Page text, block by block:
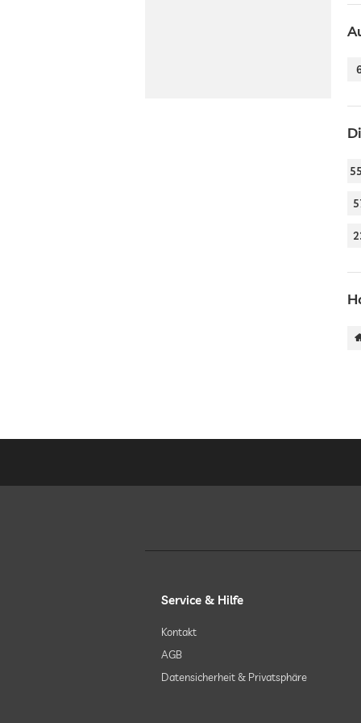
Service & Hilfe
Kontakt
AGB
Datensicherheit & Privatsphäre